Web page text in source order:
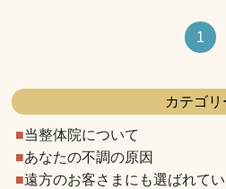
1
カテゴリ
当整体院について
あなたの不調の原因
遠方のお客さまにも選ばれて